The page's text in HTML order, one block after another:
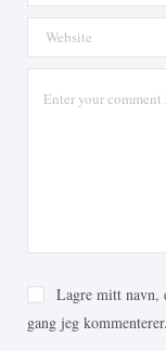
Lagre mitt navn,
gang jeg kommenterer.